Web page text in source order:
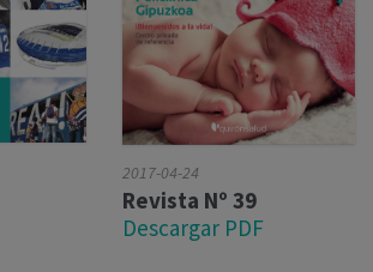
2017-04-24
Revista Nº 39
Descargar PDF